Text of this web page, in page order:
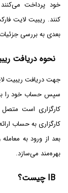
خود پرداخت
کنند. ریبیت لایت
بعدی به بررسی
نحوه دریافت
جهت دریافت ریبیت
کارگزاری است متصل
کارگزاری به حساب
بعد از ورود به
بهره‌مند می‌سازد.
IB چیست؟